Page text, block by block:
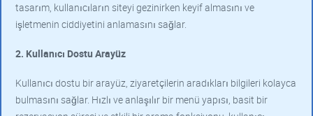
tasarım, kullanıcıların siteyi gezinirken keyif almasını ve
işletmenin ciddiyetini anlamasını sağlar.
2. Kullanıcı Dostu Arayüz
Kullanıcı dostu bir arayüz, ziyaretçilerin aradıkları bilgileri kolayca
bulmasını sağlar. Hızlı ve anlaşılır bir menü yapısı, basit bir